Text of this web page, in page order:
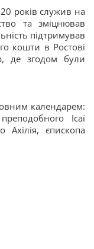
років служив на
та зміцнював
підтримував
кошти в Ростові
де згодом були
календарем:
Ісаї
Ахілія, єпископа